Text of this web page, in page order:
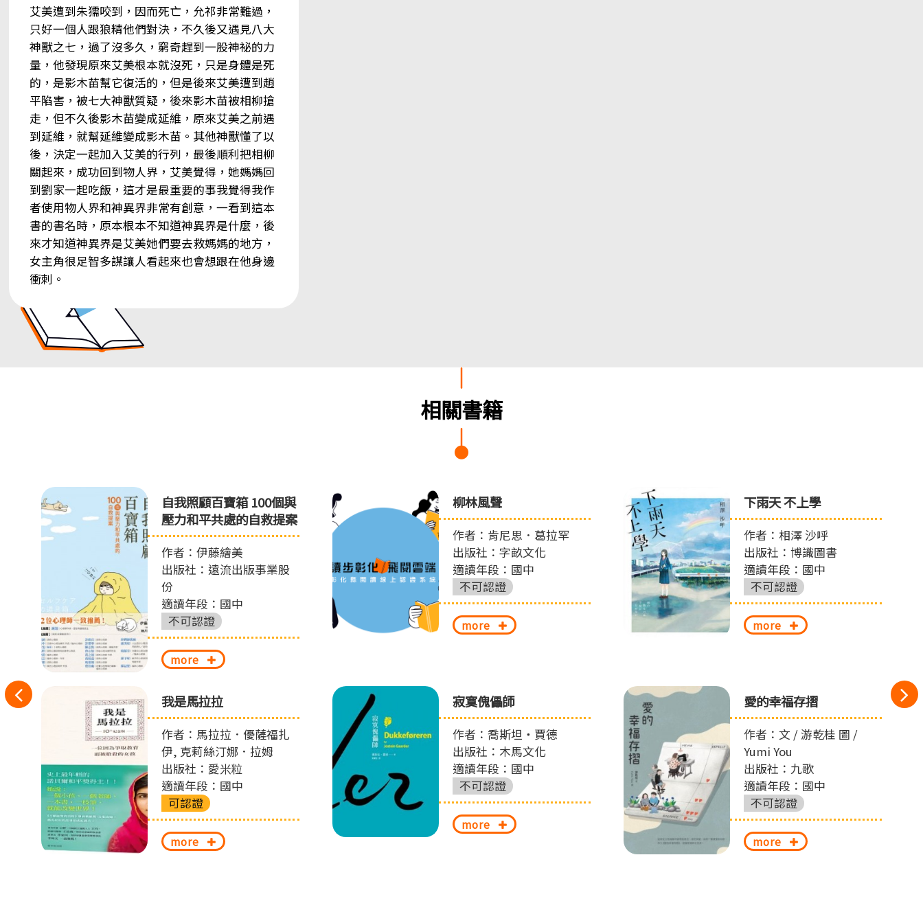
艾美遭到朱獳咬到，因而死亡，允祁非常難過，
只好一個人跟狼精他們對決，不久後又遇見八大
神獸之七，過了沒多久，窮奇趕到一股神祕的力
量，他發現原來艾美根本就沒死，只是身體是死
的，是影木苗幫它復活的，但是後來艾美遭到趙
平陷害，被七大神獸質疑，後來影木苗被相柳搶
走，但不久後影木苗變成延維，原來艾美之前遇
到延維，就幫延維變成影木苗。其他神獸懂了以
後，決定一起加入艾美的行列，最後順利把相柳
關起來，成功回到物人界，艾美覺得，她媽媽回
到劉家一起吃飯，這才是最重要的事我覺得我作
者使用物人界和神異界非常有創意，一看到這本
書的書名時，原本根本不知道神異界是什麼，後
來才知道神異界是艾美她們要去救媽媽的地方，
女主角很足智多謀讓人看起來也會想跟在他身邊
衝刺。
相關書籍
往
自我照顧百寶箱 100個與
壓力和平共處的自救提案
作者：伊藤繪美
出版社：遠流出版事業股
份
適讀年段：國中
不可認證
more
我是馬拉拉
作者：馬拉拉．優薩福扎
伊, 克莉絲汀娜．拉姆
出版社：愛米粒
適讀年段：國中
可認證
more
柳林風聲
作者：肯尼思．葛拉罕
出版社：字畝文化
適讀年段：國中
不可認證
more
寂寞傀儡師
作者：喬斯坦‧賈德
出版社：木馬文化
適讀年段：國中
不可認證
more
下雨天 不上學
作者：相澤 沙呼
出版社：博識圖書
適讀年段：國中
不可認證
more
愛的幸福存摺
作者：文 / 游乾桂 圖 /
Yumi You
出版社：九歌
適讀年段：國中
不可認證
more